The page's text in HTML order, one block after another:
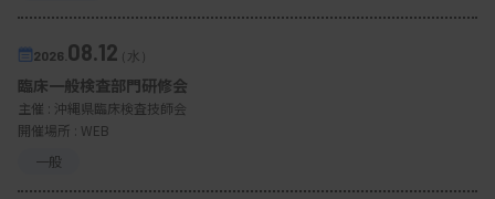
2026. 08.12（水）
臨床一般検査部門研修会
主催 : 沖縄県臨床検査技師会
開催場所 : WEB
一般